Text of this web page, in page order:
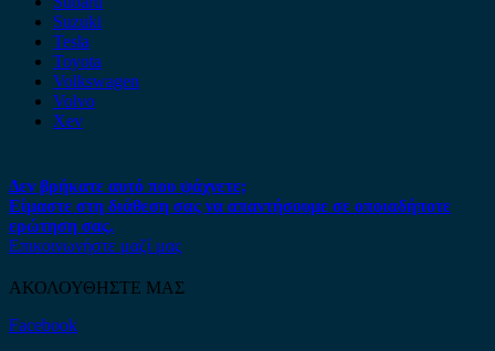
Suzuki
Tesla
Toyota
Volkswagen
Volvo
Xev
Δεν βρήκατε αυτό που ψάχνετε;
Είμαστε στη διάθεση σας να απαντήσουμε σε οποιαδήποτε
ερώτηση σας.
Επικοινωνήστε μαζί μας
ΑΚΟΛΟΥΘΗΣΤΕ ΜΑΣ
Facebook